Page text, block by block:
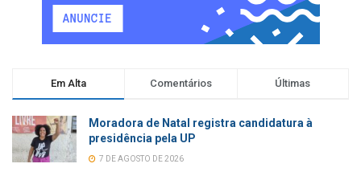
Em Alta Comentários Últimas
Moradora de Natal registra candidatura à
presidência pela UP
7 DE AGOSTO DE 2026